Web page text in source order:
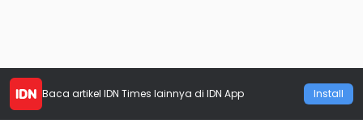
Baca artikel IDN Times lainnya di IDN App Install